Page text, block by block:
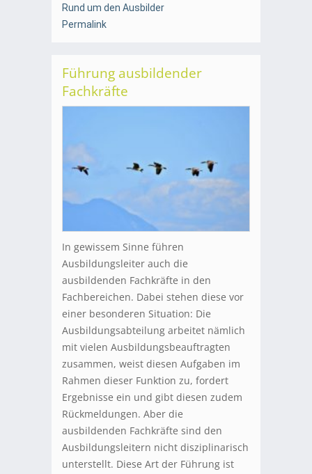
Rund um den Ausbilder
Permalink
Führung ausbildender
Fachkräfte
In gewissem Sinne führen
Ausbildungsleiter auch die
ausbildenden Fachkräfte in den
Fachbereichen. Dabei stehen diese vor
einer besonderen Situation: Die
Ausbildungsabteilung arbeitet nämlich
mit vielen Ausbildungsbeauftragten
zusammen, weist diesen Aufgaben im
Rahmen dieser Funktion zu, fordert
Ergebnisse ein und gibt diesen zudem
Rückmeldungen. Aber die
ausbildenden Fachkräfte sind den
Ausbildungsleitern nicht disziplinarisch
unterstellt. Diese Art der Führung ist